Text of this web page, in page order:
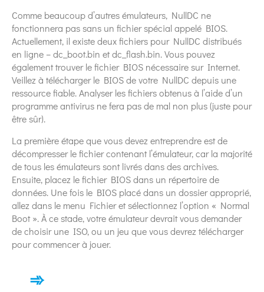
Comme beaucoup d’autres émulateurs, NullDC ne
fonctionnera pas sans un fichier spécial appelé BIOS.
Actuellement, il existe deux fichiers pour NullDC distribués
en ligne – dc_boot.bin et dc_flash.bin. Vous pouvez
également trouver le fichier BIOS nécessaire sur Internet.
Veillez à télécharger le BIOS de votre NullDC depuis une
ressource fiable. Analyser les fichiers obtenus à l’aide d’un
programme antivirus ne fera pas de mal non plus (juste pour
être sûr).
La première étape que vous devez entreprendre est de
décompresser le fichier contenant l’émulateur, car la majorité
de tous les émulateurs sont livrés dans des archives.
Ensuite, placez le fichier BIOS dans un répertoire de
données. Une fois le BIOS placé dans un dossier approprié,
allez dans le menu Fichier et sélectionnez l’option « Normal
Boot ». À ce stade, votre émulateur devrait vous demander
de choisir une ISO, ou un jeu que vous devrez télécharger
pour commencer à jouer.